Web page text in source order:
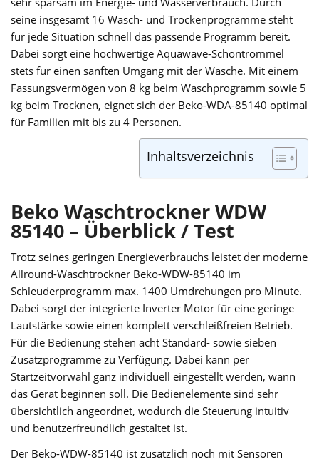
seine insgesamt 16 Wasch- und Trockenprogramme steht
für jede Situation schnell das passende Programm bereit.
Dabei sorgt eine hochwertige Aquawave-Schontrommel
stets für einen sanften Umgang mit der Wäsche. Mit einem
Fassungsvermögen von 8 kg beim Waschprogramm sowie 5
kg beim Trocknen, eignet sich der Beko-WDA-85140 optimal
für Familien mit bis zu 4 Personen.
Inhaltsverzeichnis
Beko Waschtrockner WDW
85140 – Überblick / Test
Trotz seines geringen Energieverbrauchs leistet der moderne
Allround-Waschtrockner Beko-WDW-85140 im
Schleuderprogramm max. 1400 Umdrehungen pro Minute.
Dabei sorgt der integrierte Inverter Motor für eine geringe
Lautstärke sowie einen komplett verschleißfreien Betrieb.
Für die Bedienung stehen acht Standard- sowie sieben
Zusatzprogramme zu Verfügung. Dabei kann per
Startzeitvorwahl ganz individuell eingestellt werden, wann
das Gerät beginnen soll. Die Bedienelemente sind sehr
übersichtlich angeordnet, wodurch die Steuerung intuitiv
und benutzerfreundlich gestaltet ist.
Der Beko-WDW-85140 ist zusätzlich noch mit Sensoren